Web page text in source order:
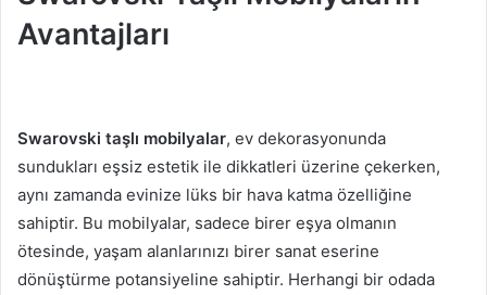
Avantajları
Swarovski taşlı mobilyalar, ev dekorasyonunda
sundukları eşsiz estetik ile dikkatleri üzerine çekerken,
aynı zamanda evinize lüks bir hava katma özelliğine
sahiptir. Bu mobilyalar, sadece birer eşya olmanın
ötesinde, yaşam alanlarınızı birer sanat eserine
dönüştürme potansiyeline sahiptir. Herhangi bir odada